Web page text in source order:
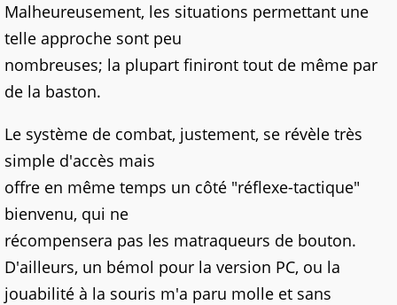
Malheureusement, les situations permettant une
telle approche sont peu
nombreuses; la plupart finiront tout de même par
de la baston.
Le système de combat, justement, se révèle très
simple d'accès mais
offre en même temps un côté "réflexe-tactique"
bienvenu, qui ne
récompensera pas les matraqueurs de bouton.
D'ailleurs, un bémol pour la version PC, ou la
jouabilité à la souris m'a paru molle et sans